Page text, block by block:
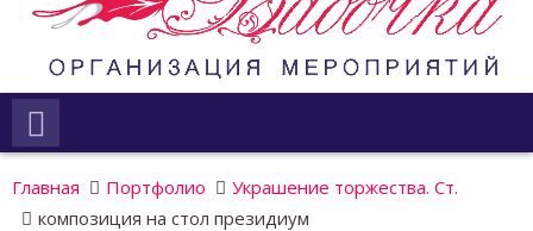
Главная Портфолио
Украшение торжества. Ст.
композиция на стол президиум